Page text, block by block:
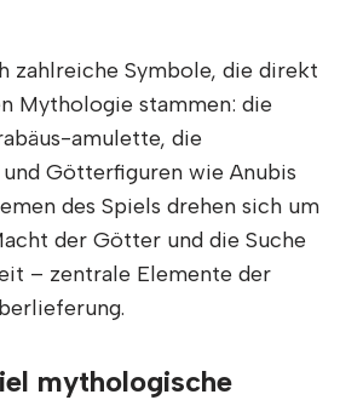
zahlreiche Symbole, die direkt
Mythologie stammen: die
amulette, die
und Götterfiguren wie Anubis
des Spiels drehen sich um
der Götter und die Suche
– zentrale Elemente der
mythologische